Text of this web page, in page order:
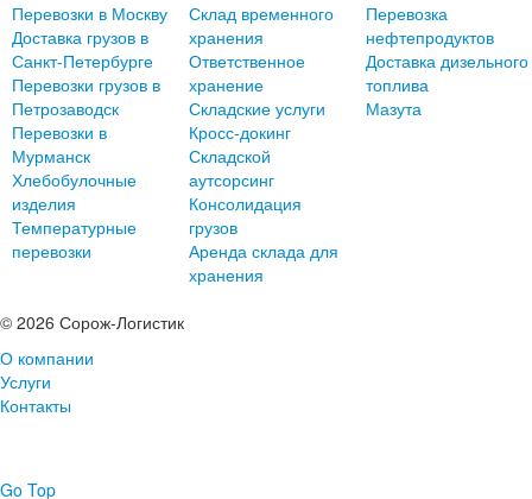
Перевозки в Москву
Доставка грузов в
Санкт-Петербурге
Перевозки грузов в
Петрозаводск
Перевозки в
Мурманск
Хлебобулочные
изделия
Температурные
перевозки
Склад временного
хранения
Ответственное
хранение
Складские услуги
Кросс-докинг
Складской
аутсорсинг
Консолидация
грузов
Аренда склада для
хранения
Перевозка
нефтепродуктов
Доставка дизельного
топлива
Мазута
© 2026 Сорож-Логистик
О компании
Услуги
Контакты
Go Top